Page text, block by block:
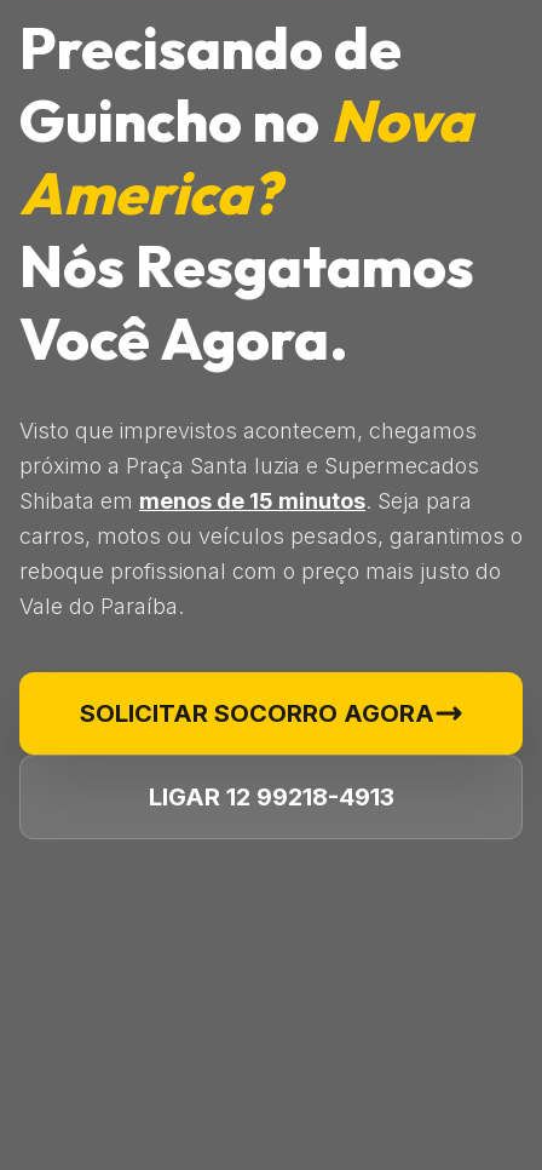
Precisando de
Guincho no Nova
America?
Nós Resgatamos
Você Agora.
Visto que imprevistos acontecem, chegamos
próximo a Praça Santa luzia e Supermecados
Shibata em menos de 15 minutos. Seja para
carros, motos ou veículos pesados, garantimos o
reboque profissional com o preço mais justo do
Vale do Paraíba.
SOLICITAR SOCORRO AGORA
LIGAR 12 99218-4913